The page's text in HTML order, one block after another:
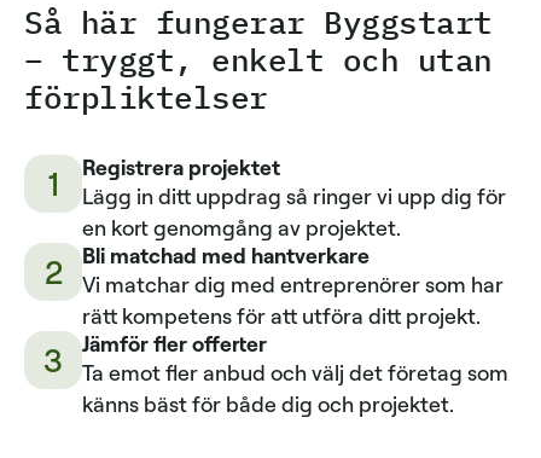
Så här fungerar Byggstart
– tryggt, enkelt och utan
förpliktelser
1
Registrera projektet
Lägg in ditt uppdrag så ringer vi upp dig för
en kort genomgång av projektet.
2
Bli matchad med hantverkare
Vi matchar dig med entreprenörer som har
rätt kompetens för att utföra ditt projekt.
3
Jämför fler offerter
Ta emot fler anbud och välj det företag som
känns bäst för både dig och projektet.